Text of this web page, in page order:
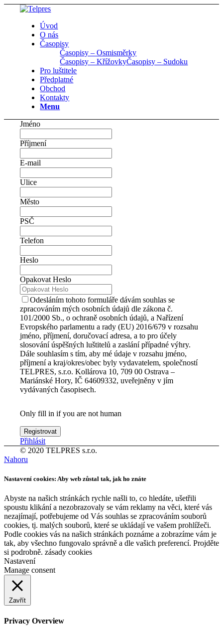
Úvod
O nás
Časopisy
Časopisy – Osmisměrky
Časopisy – KřížovkyČasopisy – Sudoku
Pro luštitele
Předplatné
Obchod
Kontakty
Menu
Jméno
Příjmení
E-mail
Ulice
Město
PSČ
Telefon
Heslo
Opakovat Heslo
Odesláním tohoto formuláře dávám souhlas se
zpracováním mých osobních údajů dle zákona č.
101/2000 Sb., o ochraně osobních údajů, a Nařízení
Evropského parlamentu a rady (EU) 2016/679 v rozsahu
jméno, příjmení, doručovací adresa, a to pro účely
slosování úspěšných luštitelů a zaslání případné výhry.
Dále souhlasím s tím, aby mé údaje v rozsahu jméno,
příjmení a kraj/okres/obec byly vydavatelem, společností
TELPRES, s.r.o. Kollárova 10, 709 00 Ostrava –
Mariánské Hory, IČ 64609332, uveřejněny v jím
vydávaných časopisech.
Only fill in if you are not human
Přihlásit
© 2020 TELPRES s.r.o.
Nahoru
Nastavení cookies: Aby web zůstal tak, jak ho znáte
Abyste na našich stránkách rychle našli to, co hledáte, ušetřili
spoustu klikání a nezobrazovaly se vám reklamy na věci, které vás
nezajímají, potřebujeme od Vás souhlas se zpracováním souborů
cookies, tj. malých souborů, které se ukládají ve vašem prohlížeči.
Podle cookies vás na našich stránkách poznáme a zobrazíme vám je
tak, aby všechno fungovalo správně a dle vašich preferencí. Projděte
si podrobně. zásady cookies
Nastavení
Manage consent
Zavřít
Privacy Overview